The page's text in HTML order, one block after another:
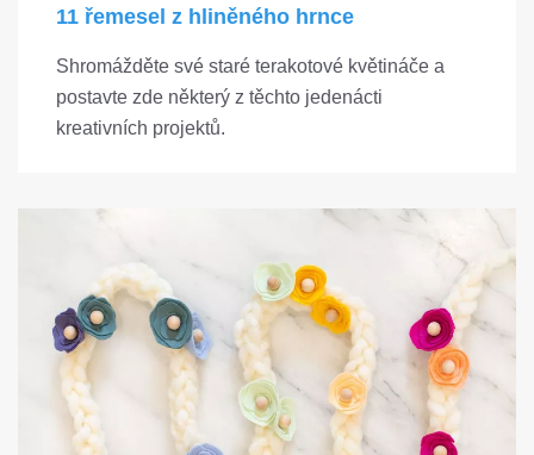
11 řemesel z hliněného hrnce
Shromážděte své staré terakotové květináče a
postavte zde některý z těchto jedenácti
kreativních projektů.